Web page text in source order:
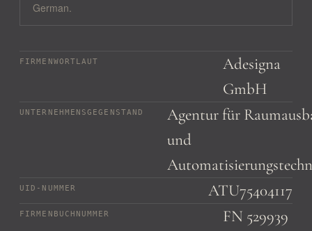
German.
FIRMENWORTLAUT
Adesigna
GmbH
UNTERNEHMENSGEGENSTAND
Agentur für
und
UID-NUMMER ATU75404117
FIRMENBUCHNUMMER
FN 529939